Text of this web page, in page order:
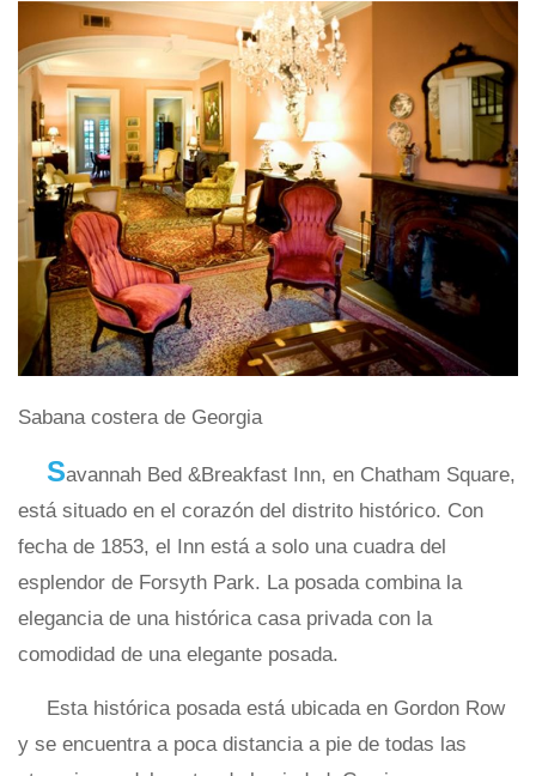
Sabana costera de Georgia
Savannah Bed &Breakfast Inn, en Chatham Square,
está situado en el corazón del distrito histórico. Con
fecha de 1853, el Inn está a solo una cuadra del
esplendor de Forsyth Park. La posada combina la
elegancia de una histórica casa privada con la
comodidad de una elegante posada.
Esta histórica posada está ubicada en Gordon Row
y se encuentra a poca distancia a pie de todas las